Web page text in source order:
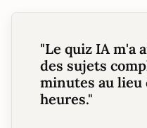
"Le quiz IA m'a
des sujets
minutes au lieu
heures."